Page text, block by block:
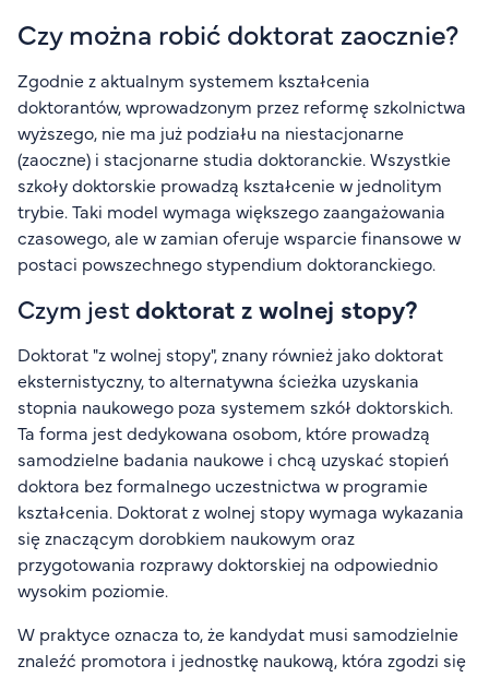
Czy można robić doktorat zaocznie?
Zgodnie z aktualnym systemem kształcenia
doktorantów, wprowadzonym przez reformę szkolnictwa
wyższego, nie ma już podziału na niestacjonarne
(zaoczne) i stacjonarne studia doktoranckie. Wszystkie
szkoły doktorskie prowadzą kształcenie w jednolitym
trybie. Taki model wymaga większego zaangażowania
czasowego, ale w zamian oferuje wsparcie finansowe w
postaci powszechnego stypendium doktoranckiego.
Czym jestdoktorat z wolnej stopy?
Doktorat "z wolnej stopy", znany również jako doktorat
eksternistyczny, to alternatywna ścieżka uzyskania
stopnia naukowego poza systemem szkół doktorskich.
Ta forma jest dedykowana osobom, które prowadzą
samodzielne badania naukowe i chcą uzyskać stopień
doktora bez formalnego uczestnictwa w programie
kształcenia. Doktorat z wolnej stopy wymaga wykazania
się znaczącym dorobkiem naukowym oraz
przygotowania rozprawy doktorskiej na odpowiednio
wysokim poziomie.
W praktyce oznacza to, że kandydat musi samodzielnie
znaleźć promotora i jednostkę naukową, która zgodzi się